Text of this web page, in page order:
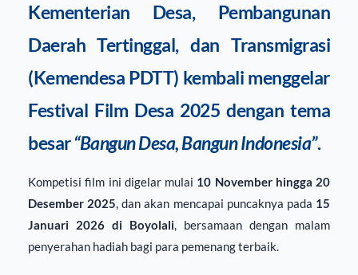
Kementerian Desa, Pembangunan
Daerah Tertinggal, dan Transmigrasi
(Kemendesa PDTT) kembali menggelar
Festival Film Desa 2025 dengan tema
besar“Bangun Desa, Bangun Indonesia”.
Kompetisi film ini digelar mulai 10 November hingga 20
Desember 2025, dan akan mencapai puncaknya pada 15
Januari 2026 di Boyolali, bersamaan dengan malam
penyerahan hadiah bagi para pemenang terbaik.